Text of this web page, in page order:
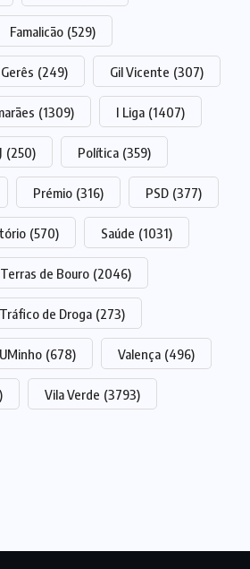
Famalicão (529)
Gerês (249) Gil Vicente (307)
(1309) I Liga (1407)
(250) Política (359)
Prémio (316) PSD (377)
(570) Saúde (1031)
Terras de Bouro (2046)
Tráfico de Droga (273)
UMinho (678) Valença (496)
Vila Verde (3793)